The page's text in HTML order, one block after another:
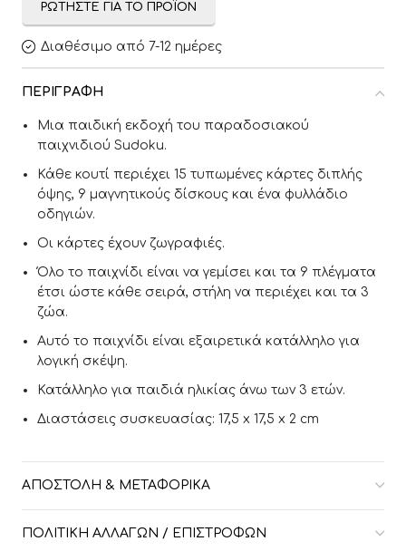
ΡΩΤΉΣΤΕ ΓΙΑ ΤΟ ΠΡΟΪΌΝ
Διαθέσιμο από 7-12 ημέρες
ΠΕΡΙΓΡΑΦΉ
Μια παιδική εκδοχή του παραδοσιακού
παιχνιδιού Sudoku.
Κάθε κουτί περιέχει 15 τυπωμένες κάρτες διπλής
όψης, 9 μαγνητικούς δίσκους και ένα φυλλάδιο
οδηγιών.
Οι κάρτες έχουν ζωγραφιές.
Όλο το παιχνίδι είναι να γεμίσει και τα 9 πλέγματα
έτσι ώστε κάθε σειρά, στήλη να περιέχει και τα 3
ζώα.
Αυτό το παιχνίδι είναι εξαιρετικά κατάλληλο για
λογική σκέψη.
Κατάλληλο για παιδιά ηλικίας άνω των 3 ετών.
Διαστάσεις συσκευασίας: 17,5 x 17,5 x 2 cm
ΑΠΟΣΤΟΛΉ & ΜΕΤΑΦΟΡΙΚΆ
ΠΟΛΙΤΙΚΉ ΑΛΛΑΓΏΝ / ΕΠΙΣΤΡΟΦΏΝ